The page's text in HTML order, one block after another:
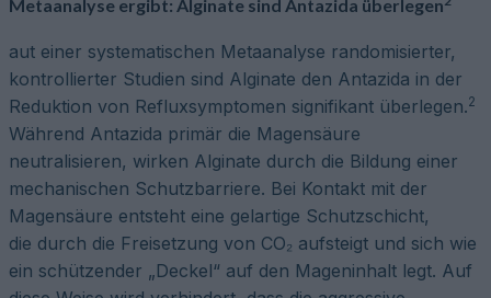
Metaanalyse ergibt: Alginate sind Antazida überlegen
aut einer systematischen Metaanalyse randomisierter,
kontrollierter Studien sind Alginate den Antazida in der
Reduktion von Refluxsymptomen signifikant überlegen.2
Während Antazida primär die Magensäure
neutralisieren, wirken Alginate durch die Bildung einer
mechanischen Schutzbarriere. Bei Kontakt mit der
Magensäure entsteht eine gelartige Schutzschicht,
die durch die Freisetzung von CO₂ aufsteigt und sich wie
ein schützender „Deckel“ auf den Mageninhalt legt. Auf